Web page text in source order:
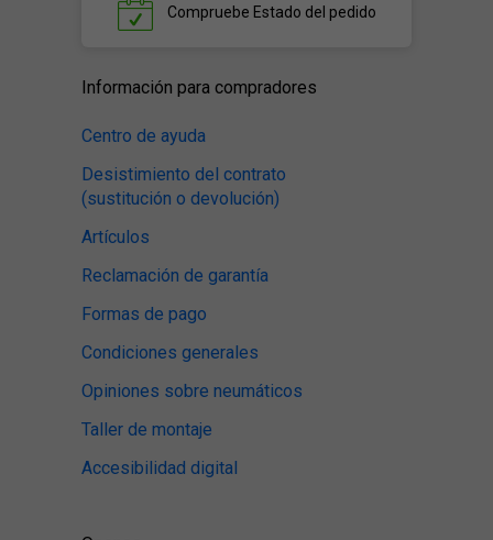
Compruebe Estado del pedido
Información para compradores
Centro de ayuda
Desistimiento del contrato
(sustitución o devolución)
Artículos
Reclamación de garantía
Formas de pago
Condiciones generales
Opiniones sobre neumáticos
Taller de montaje
Accesibilidad digital